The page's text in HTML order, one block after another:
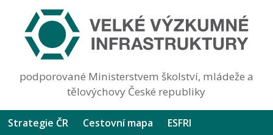
podporované Ministerstvem školství, mládeže a
tělovýchovy České republiky
Strategie ČR Cestovní mapa
ESFRI